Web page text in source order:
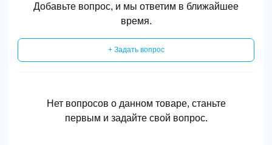
Добавьте вопрос, и мы ответим в ближайшее
время.
+ Задать вопрос
Нет вопросов о данном товаре, станьте
первым и задайте свой вопрос.